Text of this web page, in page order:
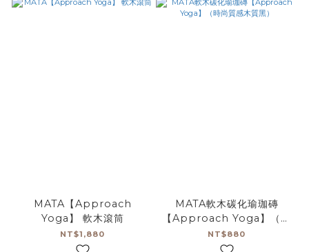
MATA【Approach
Yoga】 軟木滾筒
NT$1,880
MATA軟木碳化瑜珈磚
【Approach Yoga】（時
尚質感木質黑）
NT$880